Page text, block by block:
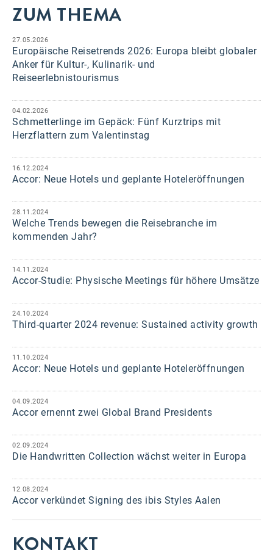
ZUM THEMA
27.05.2026
Europäische Reisetrends 2026: Europa bleibt globaler
Anker für Kultur-, Kulinarik- und
Reiseerlebnistourismus
04.02.2026
Schmetterlinge im Gepäck: Fünf Kurztrips mit
Herzflattern zum Valentinstag
16.12.2024
Accor: Neue Hotels und geplante Hoteleröffnungen
28.11.2024
Welche Trends bewegen die Reisebranche im
kommenden Jahr?
14.11.2024
Accor-Studie: Physische Meetings für höhere Umsätze
24.10.2024
Third-quarter 2024 revenue: Sustained activity growth
11.10.2024
Accor: Neue Hotels und geplante Hoteleröffnungen
04.09.2024
Accor ernennt zwei Global Brand Presidents
02.09.2024
Die Handwritten Collection wächst weiter in Europa
12.08.2024
Accor verkündet Signing des ibis Styles Aalen
KONTAKT